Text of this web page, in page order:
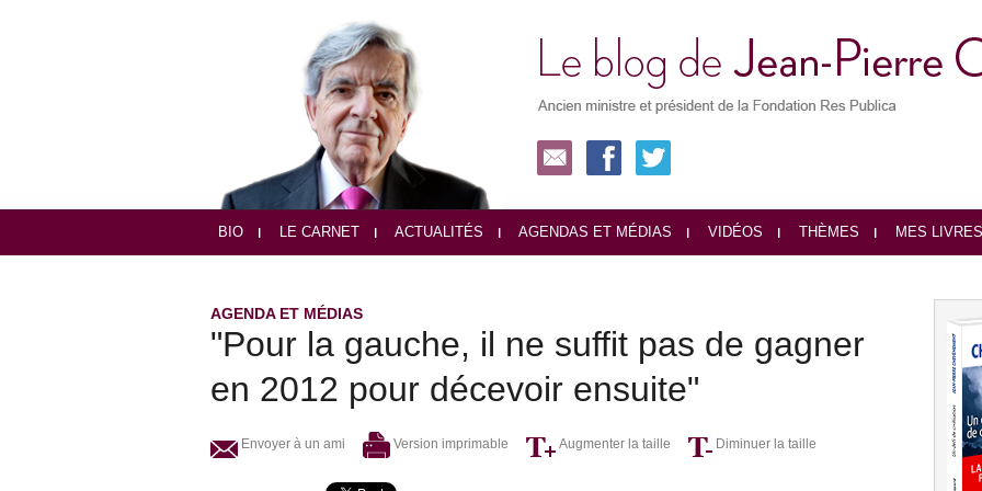
BIO LE CARNET ACTUALITÉS AGENDAS ET MÉDIAS VIDÉOS THÈMES MES LIVRES
AGENDA ET MÉDIAS
"Pour la gauche, il ne suffit pas de gagner
en 2012 pour décevoir ensuite"
Envoyer à un ami Version imprimable Augmenter la taille Diminuer la taille